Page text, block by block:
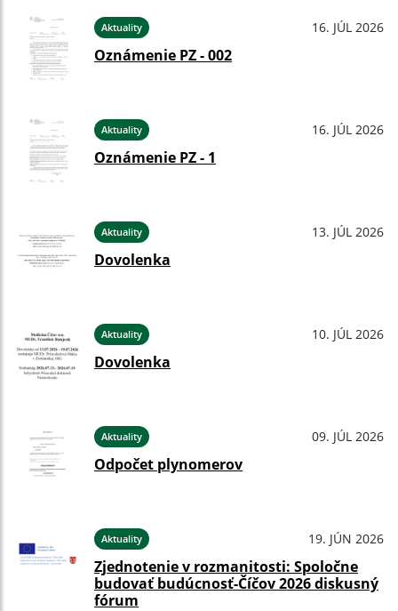
Aktuality 16. JÚL 2026
Oznámenie PZ - 002
Aktuality 16. JÚL 2026
Oznámenie PZ - 1
Aktuality 13. JÚL 2026
Dovolenka
Aktuality 10. JÚL 2026
Dovolenka
Aktuality 09. JÚL 2026
Odpočet plynomerov
Aktuality 19. JÚN 2026
Zjednotenie v rozmanitosti: Spoločne
budovať budúcnosť-Číčov 2026 diskusný
fórum